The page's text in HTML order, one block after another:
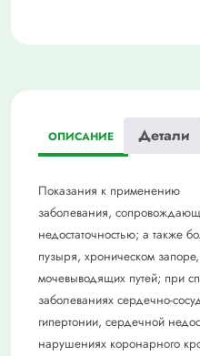
ОПИСАНИЕ Детали
Показания к применению
заболевания,
недостаточностью; а также
пузыря, хроническом
мочевыводящих путей; при
заболеваниях сердечно-
гипертонии, сердечной
нарушениях коронарного